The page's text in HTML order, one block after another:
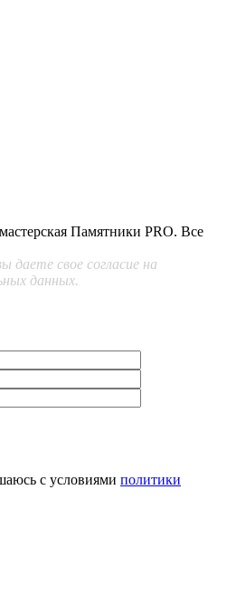
Памятники PRO. Все
даете свое согласие на
данных.
с условиями политики